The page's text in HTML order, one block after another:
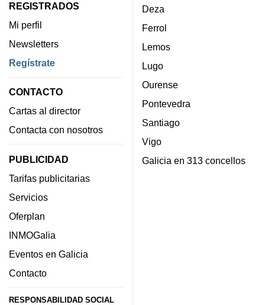
REGISTRADOS
Mi perfil
Newsletters
Regístrate
CONTACTO
Cartas al director
Contacta con nosotros
PUBLICIDAD
Tarifas publicitarias
Servicios
Oferplan
INMOGalia
Eventos en Galicia
Contacto
RESPONSABILIDAD SOCIAL
Deza
Ferrol
Lemos
Lugo
Ourense
Pontevedra
Santiago
Vigo
Galicia en 313 concellos